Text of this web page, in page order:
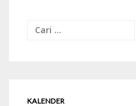
Cari
KALENDER